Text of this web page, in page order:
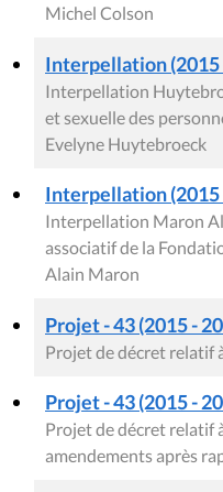
Michel Colson
Interpellation (2015
Interpellation
et sexuelle des
Evelyne Huytebroeck
Interpellation (2015
Interpellation Maron
associatif de la
Alain Maron
Projet - 43 (2015 -
Projet de décret relatif
Projet - 43 (2015 -
Projet de décret relatif
amendements après